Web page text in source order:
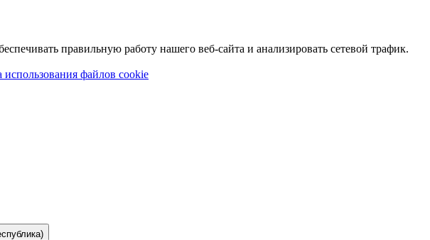
правильную работу нашего веб-сайта и анализировать сетевой трафик.
использования файлов cookie